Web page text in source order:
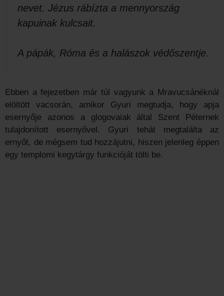
nevet. Jézus rábízta a mennyország
kapuinak kulcsait.
A pápák, Róma és a halászok védőszentje.
Ebben a fejezetben már túl vagyunk a Mravucsánéknál
elöltött vacsorán, amikor Gyuri megtudja, hogy apja
esernyője azonos a glogovaiak által Szent Péternek
tulajdonított esernyővel. Gyuri tehát megtalálta az
ernyőt, de mégsem tud hozzájutni, hiszen jelenleg éppen
egy templomi kegytárgy funkcióját tölti be.